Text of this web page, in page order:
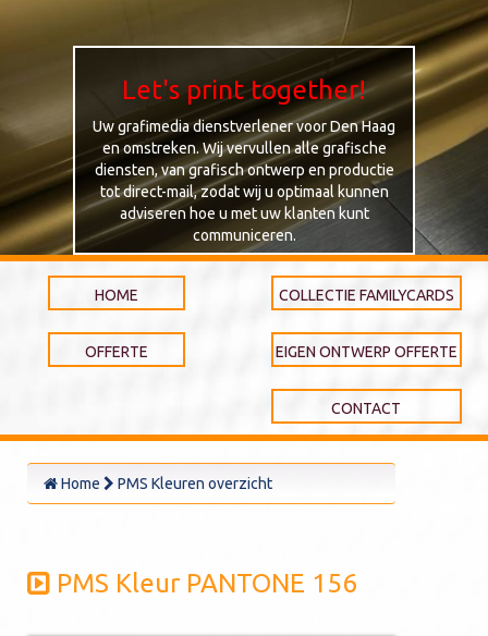
Let's print together!
Uw grafimedia dienstverlener voor Den Haag
en omstreken. Wij vervullen alle grafische
diensten, van grafisch ontwerp en productie
tot direct-mail, zodat wij u optimaal kunnen
adviseren hoe u met uw klanten kunt
communiceren.
HOME
OFFERTE
COLLECTIE FAMILYCARDS
EIGEN ONTWERP OFFERTE
CONTACT
Home PMS Kleuren overzicht
PMS Kleur PANTONE 156